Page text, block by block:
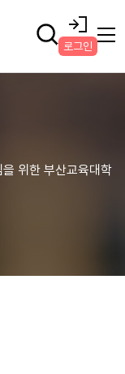
로그인
위한 부산교육대학